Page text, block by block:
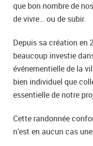
que bon nombre de
de vivre… ou de subir.
Depuis sa création en
beaucoup investie
événementielle de la
bien individuel que
essentielle de notre
Cette randonnée
n’est en aucun cas